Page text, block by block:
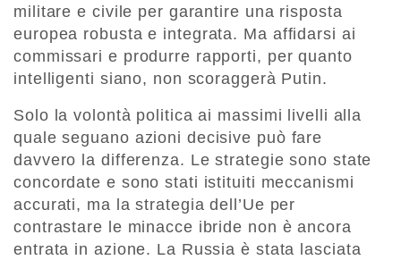
militare e civile per garantire una risposta
europea robusta e integrata. Ma affidarsi ai
commissari e produrre rapporti, per quanto
intelligenti siano, non scoraggerà Putin.
Solo la volontà politica ai massimi livelli alla
quale seguano azioni decisive può fare
davvero la differenza. Le strategie sono state
concordate e sono stati istituiti meccanismi
accurati, ma la strategia dell’Ue per
contrastare le minacce ibride non è ancora
entrata in azione. La Russia è stata lasciata